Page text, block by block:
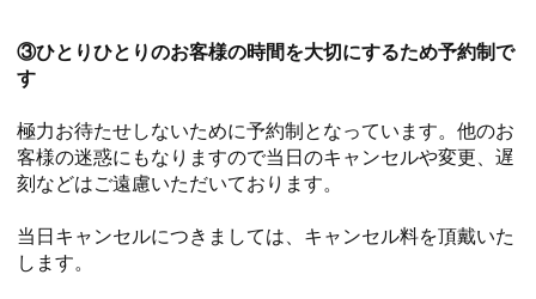
③ひとりひとりのお客様の時間を大切にするため予約制で
す
極力お待たせしないために予約制となっています。他のお
客様の迷惑にもなりますので当日のキャンセルや変更、遅
刻などはご遠慮いただいております。
当日キャンセルにつきましては、キャンセル料を頂戴いた
します。